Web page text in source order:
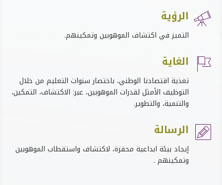
 الرؤية
التميز في اكتشاف الموهوبين وتمكينهم.
 الغاية
تغذية اقتصادنا الوطني، باختصار سنوات التعليم من خلال
التوظيف الأمثل لقدرات الموهوبين، عبر: الاكتشاف، التمكين،
والتنمية، والتطوير.
 الرسالة
إيجاد بيئة ابداعية محفزة، لاكتشاف واستقطاب الموهوبين
وتمكينهم .